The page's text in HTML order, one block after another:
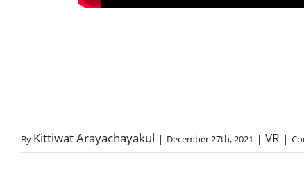
By Kittiwat Arayachayakul | December 27th, 2021 | VR |